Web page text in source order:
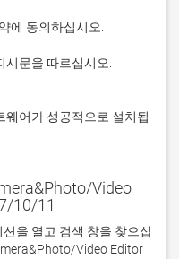
Video
10/11
을 열고 검색 창을 찾으십
Video Editor